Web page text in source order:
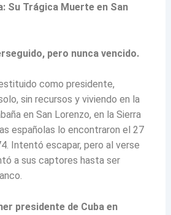
Su Trágica Muerte en San
pero nunca vencido.
como presidente,
sin recursos y viviendo en la
en San Lorenzo, en la Sierra
españolas lo encontraron el 27
Intentó escapar, pero al verse
a sus captores hasta ser
presidente de Cuba en